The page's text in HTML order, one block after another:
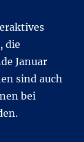
die
Januar
sind auch
bei